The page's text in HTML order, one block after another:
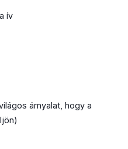
ív
árnyalat, hogy a